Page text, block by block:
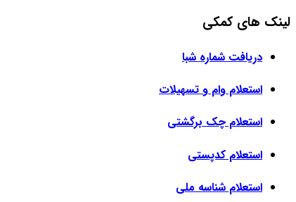
لینک های کمکی
دریافت شماره شبا
استعلام وام و تسهیلات
استعلام چک برگشتی
استعلام کدپستی
استعلام شناسه ملی